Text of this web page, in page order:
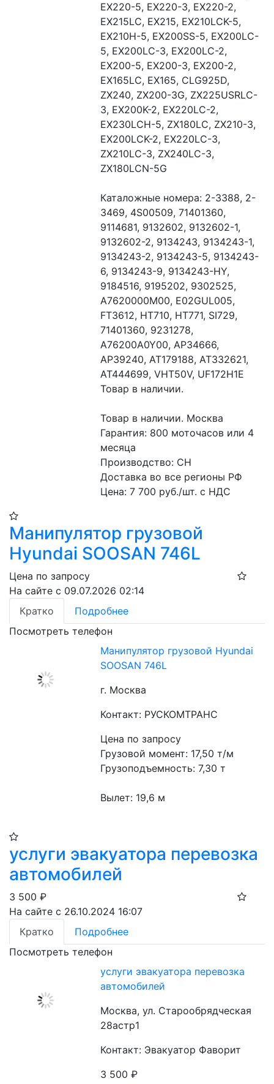
EX220-5, EX220-3, EX220-2,
EX215LC, EX215, EX210LCK-5,
EX210H-5, EX200SS-5, EX200LC-
5, EX200LC-3, EX200LC-2,
EX200-5, EX200-3, EX200-2,
EX165LC, EX165, CLG925D,
ZX240, ZX200-3G, ZX225USRLC-
3, EX200K-2, EX220LC-2,
EX230LCH-5, ZX180LC, ZX210-3,
EX200LCK-2, EX220LC-3,
ZX210LC-3, ZX240LC-3,
ZX180LCN-5G
Каталожные номера: 2-3388, 2-
3469, 4S00509, 71401360,
9114681, 9132602, 9132602-1,
9132602-2, 9134243, 9134243-1,
9134243-2, 9134243-5, 9134243-
6, 9134243-9, 9134243-HY,
9184516, 9195202, 9302525,
A7620000M00, E02GUL005,
FT3612, HT710, HT771, SI729,
71401360, 9231278,
A76200A0Y00, AP34666,
AP39240, AT179188, AT332621,
AT444699, VHT50V, UF172H1E
Товар в наличии.
Товар в наличии. Москва
Гарантия: 800 моточасов или 4
месяца
Производство: CH
Доставка во все регионы РФ
Цена: 7 700 руб./шт. с НДС
Манипулятор грузовой
Hyundai SOOSAN 746L
Цена по запросу
На сайте с 09.07.2026 02:14
Кратко
Подробнее
Посмотреть телефон
Манипулятор грузовой Hyundai
SOOSAN 746L
г. Москва
Контакт: РУСКОМТРАНС
Цена по запросу
Грузовой момент: 17,50 т/м
Грузоподъемность: 7,30 т
Вылет: 19,6 м
услуги эвакуатора перевозка
автомобилей
3 500 ₽
На сайте с 26.10.2024 16:07
Кратко
Подробнее
Посмотреть телефон
услуги эвакуатора перевозка
автомобилей
Москва, ул. Старообрядческая
28астр1
Контакт: Эвакуатор Фаворит
3 500₽